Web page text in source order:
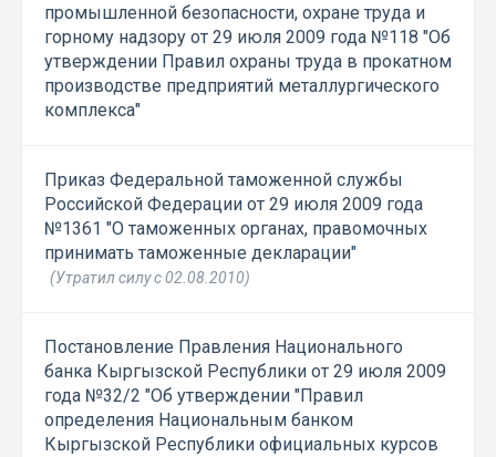
промышленной безопасности, охране труда и
горному надзору от 29 июля 2009 года №118 "Об
утверждении Правил охраны труда в прокатном
производстве предприятий металлургического
комплекса"
Приказ Федеральной таможенной службы
Российской Федерации от 29 июля 2009 года
№1361 "О таможенных органах, правомочных
принимать таможенные декларации"
(Утратил силу с 02.08.2010)
Постановление Правления Национального
банка Кыргызской Республики от 29 июля 2009
года №32/2 "Об утверждении "Правил
определения Национальным банком
Кыргызской Республики официальных курсов